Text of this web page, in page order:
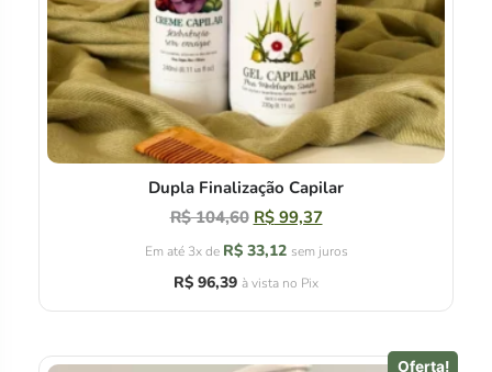
Dupla Finalização Capilar
R$104,60 R$99,37
Em até 3x de R$33,12 sem juros
R$ 96,39 à vista no Pix
Oferta!